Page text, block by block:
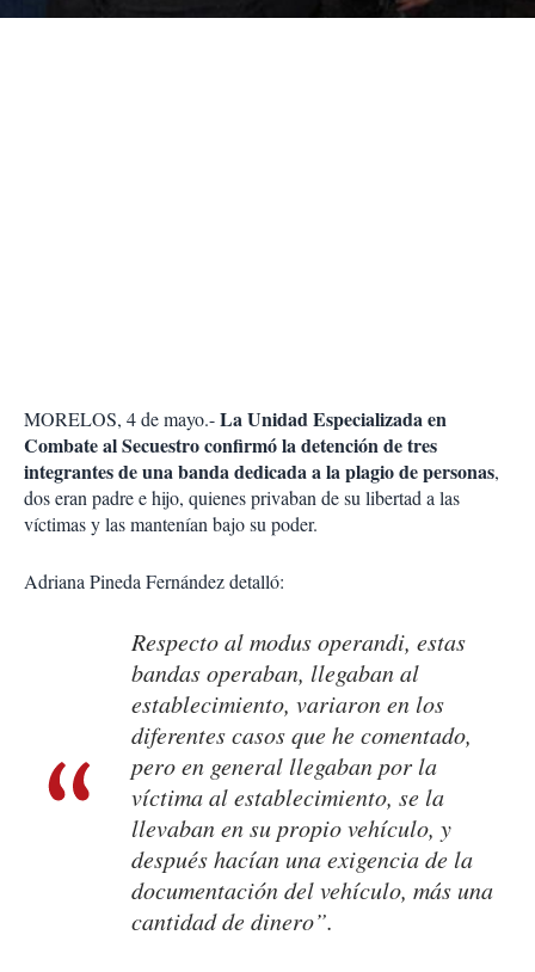
MORELOS, 4 de mayo.-La Unidad Especializada en
Combate al Secuestro confirmó la detención de tres
integrantes de una banda dedicada a la plagio de personas,
dos eran padre e hijo, quienes privaban de su libertad a las
víctimas y las mantenían bajo su poder.
Adriana Pineda Fernández detalló:
Respecto al modus operandi, estas
bandas operaban, llegaban al
establecimiento, variaron en los
diferentes casos que he comentado,
pero en general llegaban por la
víctima al establecimiento, se la
llevaban en su propio vehículo, y
después hacían una exigencia de la
documentación del vehículo, más una
cantidad de dinero”.